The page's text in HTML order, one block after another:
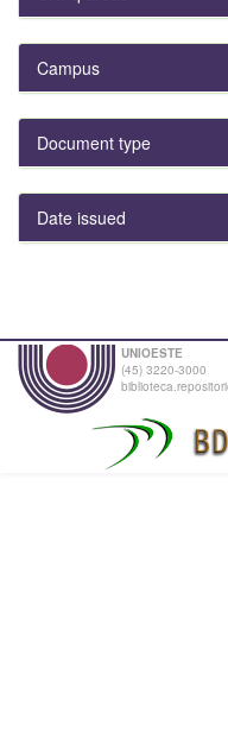
Campus
Document type
Date issued
UNIOESTE
(45) 3220-3000